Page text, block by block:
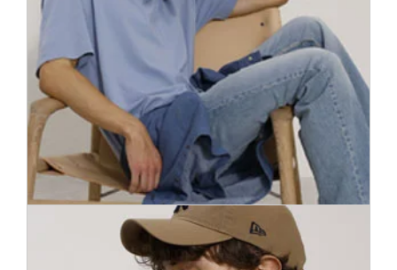
700 különféle szabású, anyagú és mintájú ing. Így könnyedén
stílust válthat és feldobhatja a ruhatárát. Fedezze fel a